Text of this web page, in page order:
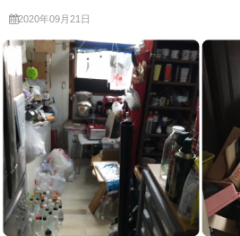
2020年09月21日